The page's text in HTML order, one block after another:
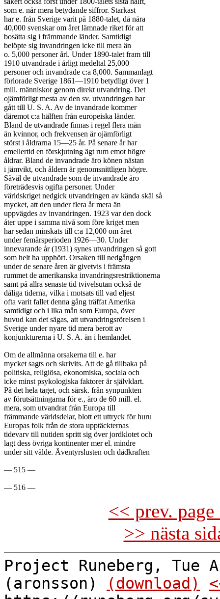
som e. når mera betydande siffror. Starkast
har e. från Sverige varit på 1880-talet, då nära
40,000 svenskar om året lämnade riket för att
bosätta sig i främmande länder. Samtidigt
belöpte sig invandringen icke till mera än
o. 5,000 personer årl. Under 1890-talet fram till
1910 utvandrade i årligt medeltal 25,000
personer och invandrade c:a 8,000. Sammanlagt
förlorade Sverige 1861—1910 betydligt över 1
mill. människor genom direkt utvandring. Det
ojämförligt mesta av den sv. utvandringen har
gått till U. S. A. Av de invandrade kommer
däremot c:a hälften från europeiska länder.
Bland de utvandrade finnas i regel flera män
än kvinnor, och frekvensen är ojämförligt
störst i åldrarna 15—25 år. På senare år har
emellertid en förskjutning ägt rum emot högre
åldrar. Bland de invandrade äro könen nästan
i jämvikt, och åldern är genomsnittligen högre.
Såväl de utvandrade som de invandrade äro
företrädesvis ogifta personer. Under
världskriget nedgick utvandringen av kända skäl så
mycket, att den under flera år mera än
uppvägdes av invandringen. 1923 var den dock
åter uppe i samma nivå som före kriget men
har sedan minskats till c:a 12,000 om året
under femårsperioden 1926—30. Under
innevarande år (1931) synes utvandringen så gott
som helt ha upphört. Orsaken till nedgången
under de senare åren är givetvis i främsta
rummet de amerikanska invandringsrestriktionerna
samt på allra senaste tid tvivelsutan också de
dåliga tiderna, vilka i motsats till vad eljest
ofta varit fallet denna gång träffat Amerika
samtidigt och i lika mån som Europa, över
huvud kan det sägas, att utvandringsrörelsen i
Sverige under nyare tid mera berott av
konjunkturerna i U. S. A. än i hemlandet.
Om de allmänna orsakerna till e. har
mycket sagts och skrivits. Att de gå tillbaka på
politiska, religiösa, ekonomiska, sociala och
icke minst psykologiska faktorer är självklart.
På det hela taget, och särsk. från synpunkten
av förutsättningarna för e., äro de 60 mill. el.
mera, som utvandrat från Europa till
främmande världsdelar, blott ett uttryck för huru
Europas folk från de stora upptäckternas
tidevarv till nutiden spritt sig över jordklotet och
lagt dess övriga kontinenter mer el. mindre
under sitt välde. Äventyrslusten och dådkraften
— 515 —
<< prev.
>> nästa
Project Runeberg, Tue
(aronsson)
(download)